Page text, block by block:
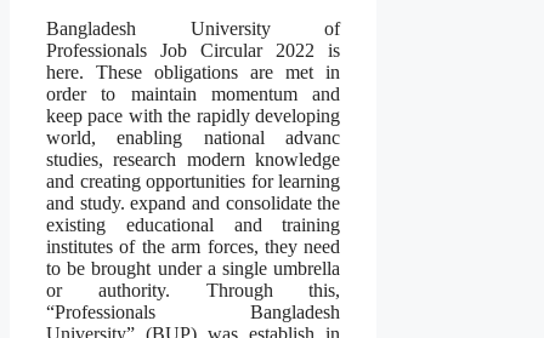
Bangladesh University of
Professionals Job Circular 2022 is
here. These obligations are met in
order to maintain momentum and
keep pace with the rapidly developing
world, enabling national advanc
studies, research modern knowledge
and creating opportunities for learning
and study. expand and consolidate the
existing educational and training
institutes of the arm forces, they need
to be brought under a single umbrella
or authority. Through this,
“Professionals Bangladesh